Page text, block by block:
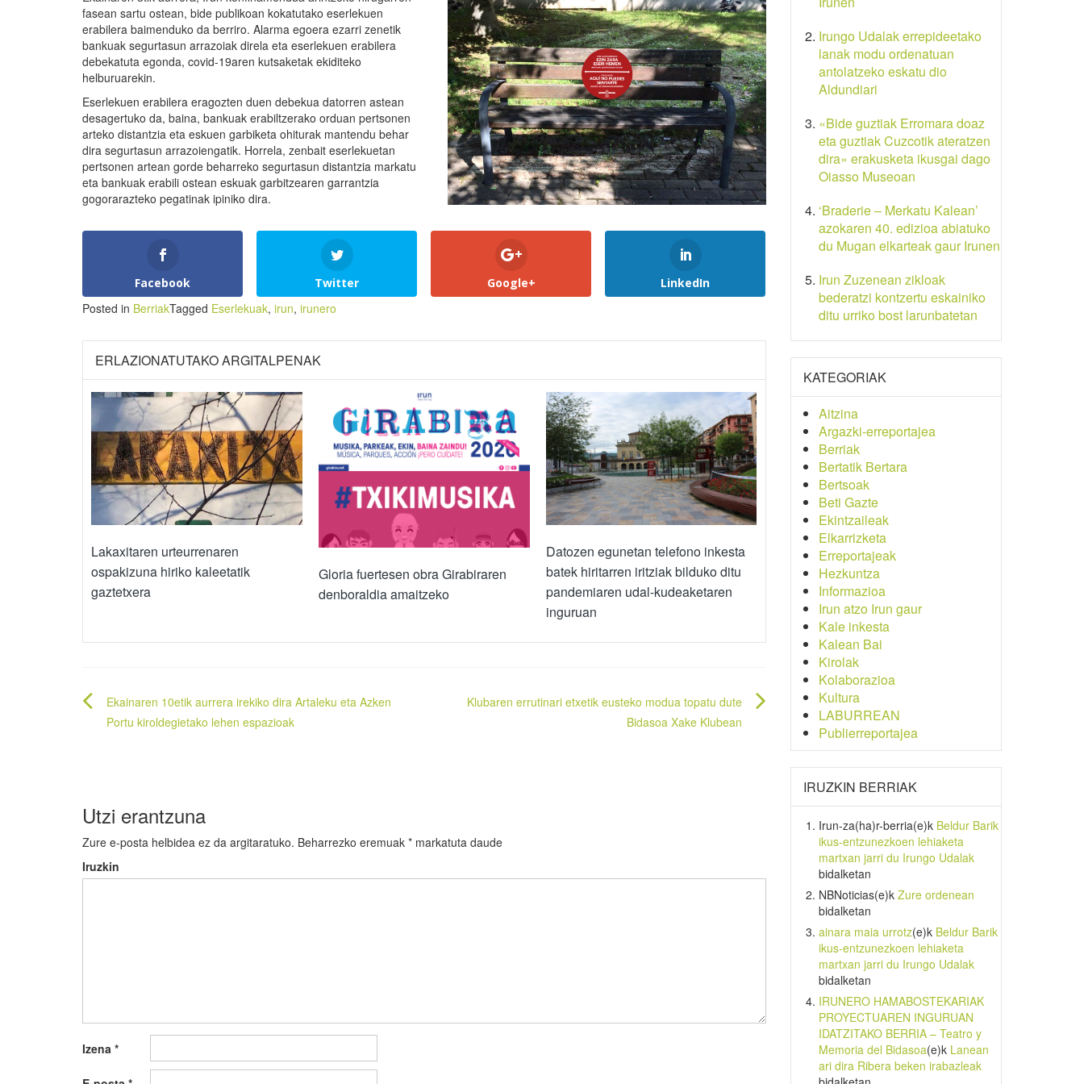
fasean sartu ostean, bide publikoan kokatutako eserlekuen
erabilera baimenduko da berriro. Alarma egoera ezarri zenetik
bankuak segurtasun arrazoiak direla eta eserlekuen erabilera
debekatuta egonda, covid-19aren kutsaketak ekiditeko
helburuarekin.
Eserlekuen erabilera eragozten duen debekua datorren astean
desagertuko da, baina, bankuak erabiltzerako orduan pertsonen
arteko distantzia eta eskuen garbiketa ohiturak mantendu behar
dira segurtasun arrazoiengatik. Horrela, zenbait eserlekuetan
pertsonen artean gorde beharreko segurtasun distantzia markatu
eta bankuak erabili ostean eskuak garbitzearen garrantzia
gogorarazteko pegatinak ipiniko dira.
Facebook Twitter Google+ LinkedIn
Posted in BerriakTagged Eserlekuak, irun, irunero
ERLAZIONATUTAKO ARGITALPENAK
Lakaxitaren urteurrenaren
ospakizuna hiriko kaleetatik
gaztetxera
Gloria fuertesen obra Girabiraren
denboraldia amaitzeko
Datozen egunetan telefono inkesta
batek hiritarren iritziak bilduko ditu
pandemiaren udal-kudeaketaren
inguruan
Bidalketetan
zehar
Ekainaren 10etik aurrera irekiko dira Artaleku eta Azken
Portu kiroldegietako lehen espazioak
Klubaren errutinari etxetik eusteko modua topatu dute
Bidasoa Xake Klubean
Utzi erantzuna
Zure e-posta helbidea ez da argitaratuko. Beharrezko eremuak * markatuta daude
Iruzkin
Izena *
Irungo Udalak errepideetako
lanak modu ordenatuan
antolatzeko eskatu dio
Aldundiari
«Bide guztiak Erromara doaz
eta guztiak Cuzcotik ateratzen
dira» erakusketa ikusgai dago
Oiasso Museoan
‘Braderie – Merkatu Kalean’
azokaren 40. edizioa abiatuko
du Mugan elkarteak gaur Irunen
Irun Zuzenean zikloak
bederatzi kontzertu eskainiko
ditu urriko bost larunbatetan
KATEGORIAK
Aitzina
Argazki-erreportajea
Berriak
Bertatik Bertara
Bertsoak
Beti Gazte
Ekintzaileak
Elkarrizketa
Erreportajeak
Hezkuntza
Informazioa
Irun atzo Irun gaur
Kale inkesta
Kalean Bai
Kirolak
Kolaborazioa
Kultura
LABURREAN
Publierreportajea
IRUZKIN BERRIAK
Irun-za(ha)r-berria(e)k Beldur Barik
ikus-entzunezkoen lehiaketa
martxan jarri du Irungo Udalak
bidalketan
NBNoticias(e)k Zure ordenean
bidalketan
ainara maia urrotz(e)k Beldur Barik
ikus-entzunezkoen lehiaketa
martxan jarri du Irungo Udalak
bidalketan
IRUNERO HAMABOSTEKARIAK
PROYECTUAREN INGURUAN
IDATZITAKO BERRIA – Teatro y
Memoria del Bidasoa(e)k Lanean
ari dira Ribera beken irabazleak